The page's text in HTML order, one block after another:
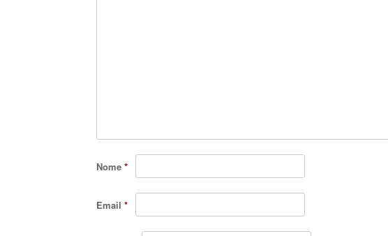
Nome *
Email *